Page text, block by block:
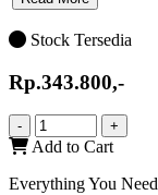
Stock Tersedia
Rp.343.800,-
- +
Add to Cart
Everything You